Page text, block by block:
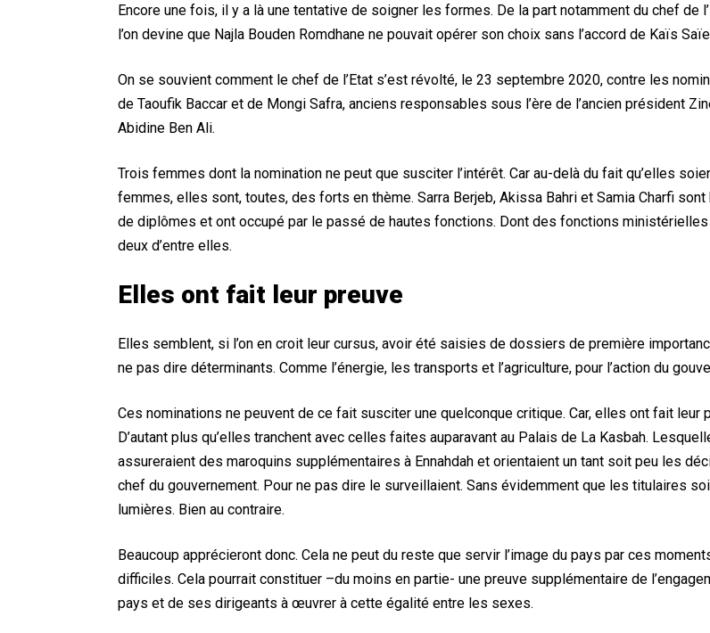
Encore une fois, il y a là une tentative de soigner les formes. De la part notamment du chef de
l’on devine que Najla Bouden Romdhane ne pouvait opérer son choix sans l’accord de Kaïs
On se souvient comment le chef de l’Etat s’est révolté, le 23 septembre 2020, contre les
de Taoufik Baccar et de Mongi Safra, anciens responsables sous l’ère de l’ancien président
Abidine Ben Ali.
Trois femmes dont la nomination ne peut que susciter l’intérêt. Car au-delà du fait qu’elles
femmes, elles sont, toutes, des forts en thème. Sarra Berjeb, Akissa Bahri et Samia Charfi sont
de diplômes et ont occupé par le passé de hautes fonctions. Dont des fonctions
deux d’entre elles.
Elles ont fait leur preuve
Elles semblent, si l’on en croit leur cursus, avoir été saisies de dossiers de première
ne pas dire déterminants. Comme l’énergie, les transports et l’agriculture, pour l’action du
Ces nominations ne peuvent de ce fait susciter une quelconque critique. Car, elles ont fait leur
D’autant plus qu’elles tranchent avec celles faites auparavant au Palais de La Kasbah.
assureraient des maroquins supplémentaires à Ennahdah et orientaient un tant soit peu les
chef du gouvernement. Pour ne pas dire le surveillaient. Sans évidemment que les titulaires
lumières. Bien au contraire.
Beaucoup apprécieront donc. Cela ne peut du reste que servir l’image du pays par ces
difficiles. Cela pourrait constituer –du moins en partie- une preuve supplémentaire de
pays et de ses dirigeants à œuvrer à cette égalité entre les sexes.